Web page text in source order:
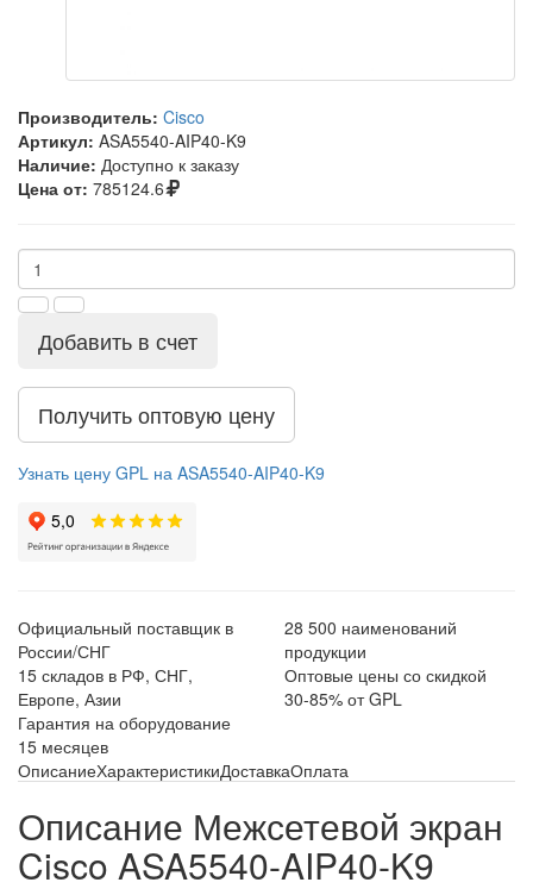
Производитель: Cisco
Артикул: ASA5540-AIP40-K9
Наличие: Доступно к заказу
Цена от: 785124.6
Добавить в счет
Получить оптовую цену
Узнать цену GPL на ASA5540-AIP40-K9
Официальный поставщик в
России/СНГ
28 500 наименований
продукции
15 складов в РФ, СНГ,
Европе, Азии
Оптовые цены со скидкой
30-85% от GPL
Гарантия на оборудование
15 месяцев
ОписаниеХарактеристикиДоставкаОплата
Описание Межсетевой экран
Cisco ASA5540-AIP40-K9